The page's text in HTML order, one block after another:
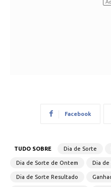
Facebook
TUDO SOBRE Dia de Sorte
Dia de Sorte de Ontem Dia de
Dia de Sorte Resultado